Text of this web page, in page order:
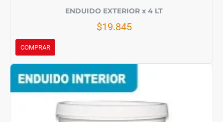
ENDUIDO EXTERIOR x 4 LT
$19.845
COMPRAR